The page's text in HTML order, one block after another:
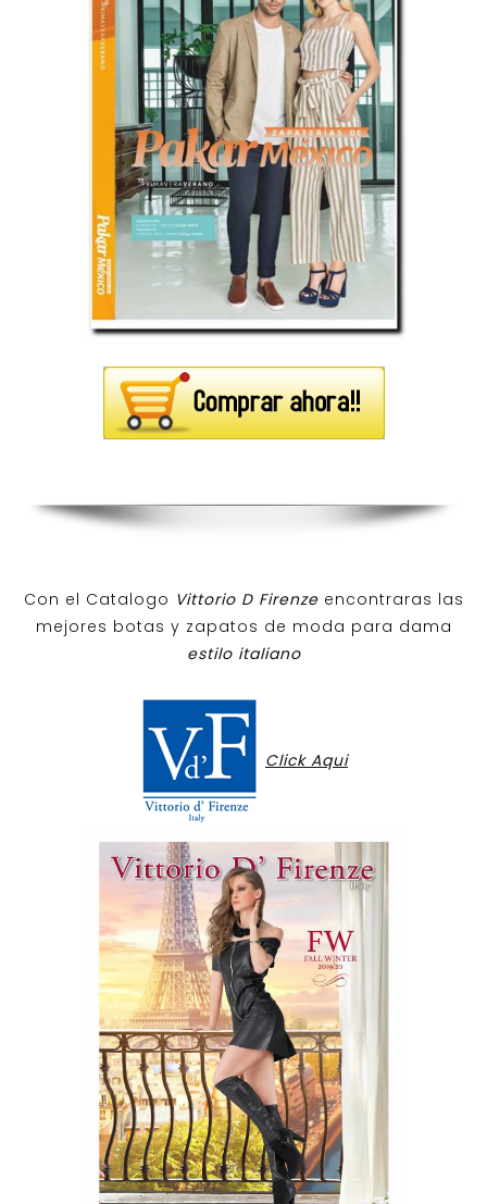
Con el Catalogo Vittorio D Firenzeencontraras las
mejores botas y zapatos de moda para dama
estilo italiano
Click Aqui